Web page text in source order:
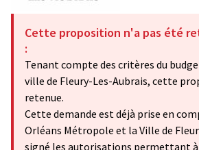
Cette proposition n'a pas été
:
Tenant compte des critères du
ville de Fleury-Les-Aubrais, cette
retenue.
Cette demande est déjà prise en
Orléans Métropole et la Ville de
signé les autorisations permettant à